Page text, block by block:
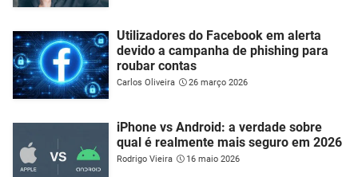
Utilizadores do Facebook em alerta
devido a campanha de phishing para
roubar contas
Carlos Oliveira 26 março 2026
iPhone vs Android: a verdade sobre
qual é realmente mais seguro em 2026
Rodrigo Vieira 16 maio 2026